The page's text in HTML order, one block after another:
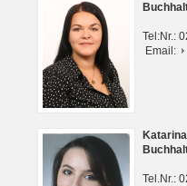
Tel:Nr.:
Email:
Tel.Nr.: